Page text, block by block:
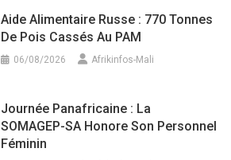
Aide Alimentaire Russe : 770 Tonnes
De Pois Cassés Au PAM
06/08/2026 Afrikinfos-Mali
Journée Panafricaine : La
SOMAGEP-SA Honore Son Personnel
Féminin